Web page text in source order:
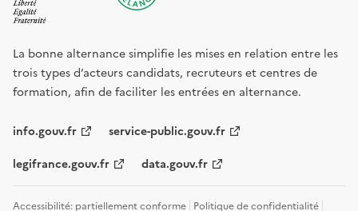
La bonne alternance simplifie les mises en relation entre les
trois types d’acteurs candidats, recruteurs et centres de
formation, afin de faciliter les entrées en alternance.
info.gouv.fr service-public.gouv.fr
legifrance.gouv.fr data.gouv.fr
Accessibilité: partiellement conforme Politique de confidentialité